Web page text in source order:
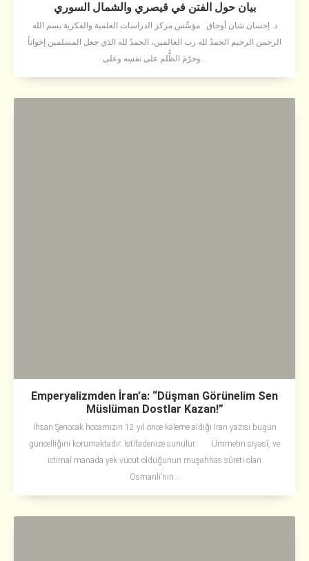
بيان حول الفتن في قيصري والشمال السوري
د. إحسان شان أوجاق مؤسِّس مركز الدراسات العلمية والفكرية بسم الله
الرحمن الرحيم الحمدُ لله رب العالمين، الحمدُ لله الذي جعل المسلمين إخواناً
وحرّمَ الظُّلم على نفسِه وعلى...
Emperyalizmden İran’a: “Düşman Görünelim Sen
Müslüman Dostlar Kazan!”
İhsan Şenocak hocamızın 12 yıl önce kaleme aldığı İran yazısı bugün
güncelliğini korumaktadır. İstifadenize sunulur: Ümmetin siyasî, ve
ictimaî manada yek vücut olduğunun muşahhas sûreti olan
Osmanlı’nın...